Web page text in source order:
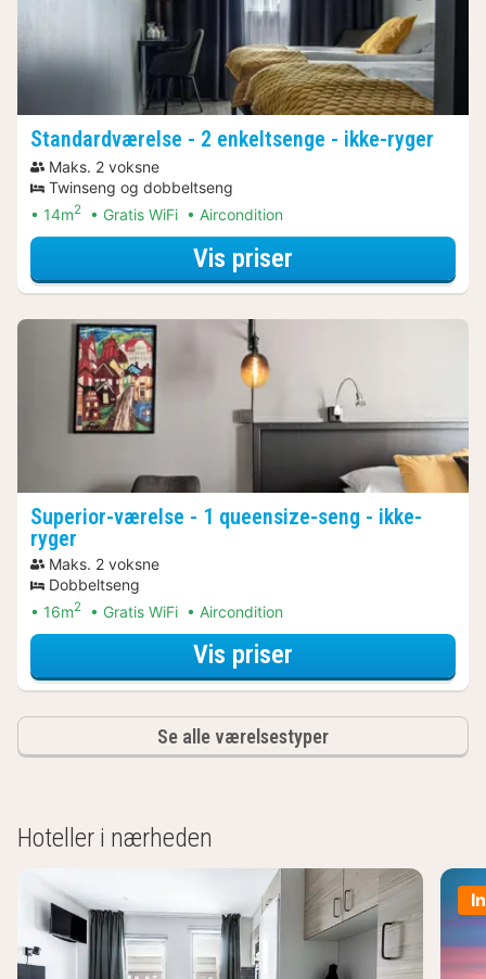
Standardværelse - 2 enkeltsenge - ikke-ryger
Maks. 2 voksne
Twinseng og dobbeltseng
14m2 Gratis WiFi Aircondition
Vis priser
Superior-værelse - 1 queensize-seng - ikke-
ryger
Maks. 2 voksne
Dobbeltseng
16m2 Gratis WiFi Aircondition
Vis priser
Se alle værelsestyper
Hoteller i nærheden